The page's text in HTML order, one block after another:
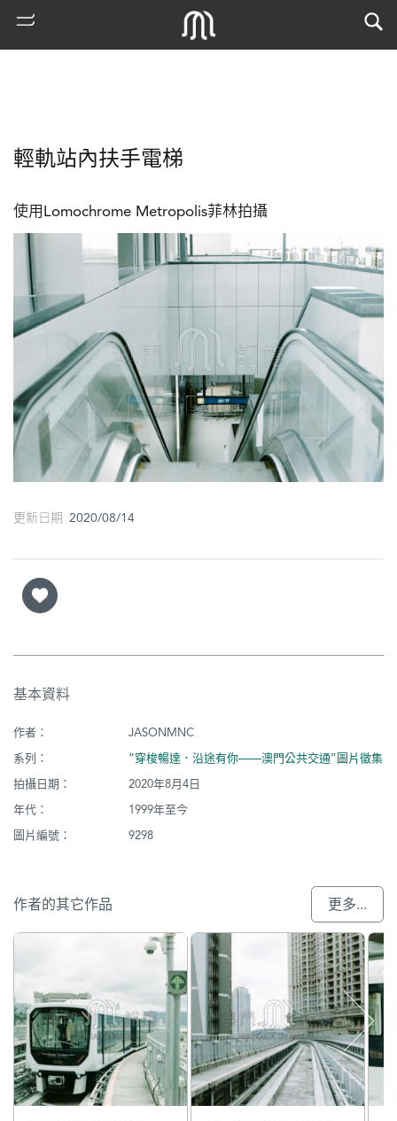
門
搜
索
地
圖
媽
閣
寺
市
輕軌站內扶手電梯
使用Lomochrome Metropolis菲林拍攝
更新日期 2020/08/14
基本資料
作者：
JASONMNC
系列：
“穿梭暢達．沿途有你——澳門公共交通”圖片徵集
拍攝日期：
2020年8月4日
年代：
1999年至今
圖片編號：
9298
作者的其它作品 更多...